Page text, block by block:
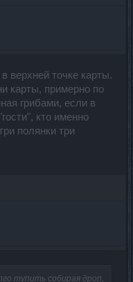
верхней точке карты.
карты, примерно по
грибами, если в
кто именно
полянки три
тупить собирая дроп,